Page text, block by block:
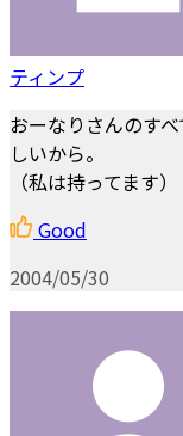
ティンプ
おーなりさんのす
しいから。
（私は持ってます）
Good
2004/05/30